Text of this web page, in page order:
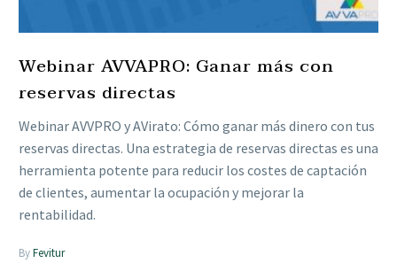
Webinar AVVAPRO: Ganar más con
reservas directas
Webinar AVVPRO y AVirato: Cómo ganar más dinero con tus
reservas directas. Una estrategia de reservas directas es una
herramienta potente para reducir los costes de captación
de clientes, aumentar la ocupación y mejorar la
rentabilidad.
ByFevitur